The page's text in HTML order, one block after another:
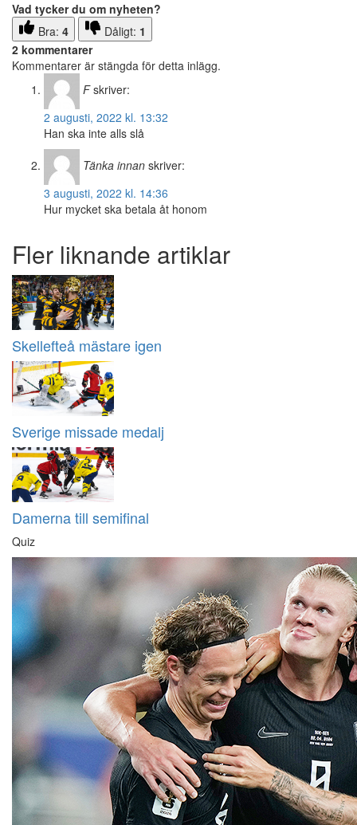
Vad tycker du om nyheten?
Bra: 4 Dåligt: 1
2 kommentarer
Kommentarer är stängda för detta inlägg.
F skriver:
2 augusti, 2022 kl. 13:32
Han ska inte alls slå
Tänka innan skriver:
3 augusti, 2022 kl. 14:36
Hur mycket ska betala åt honom
Fler liknande artiklar
Skellefteå mästare igen
Sverige missade medalj
Damerna till semifinal
Quiz